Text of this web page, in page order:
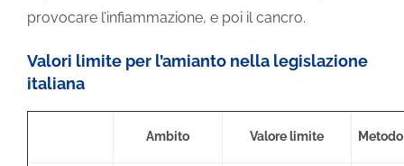
provocare l’infiammazione, e poi il cancro.
Valori limite per l’amianto nella legislazione
italiana
Ambito Valore limite